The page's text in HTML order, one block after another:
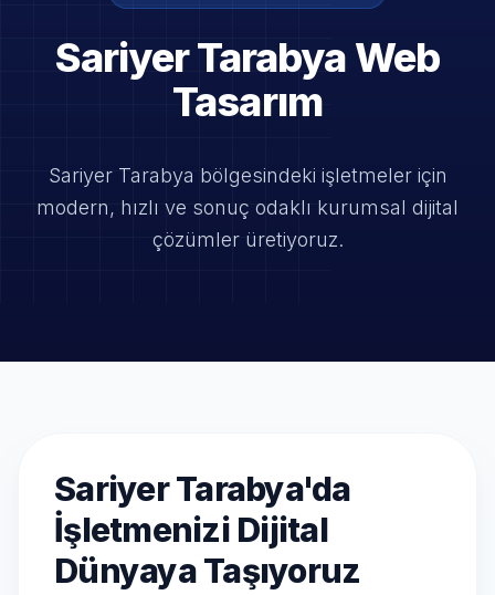
Sariyer Tarabya Web
Tasarım
Sariyer Tarabya bölgesindeki işletmeler için
modern, hızlı ve sonuç odaklı kurumsal dijital
çözümler üretiyoruz.
Sariyer Tarabya'da
İşletmenizi Dijital
Dünyaya Taşıyoruz